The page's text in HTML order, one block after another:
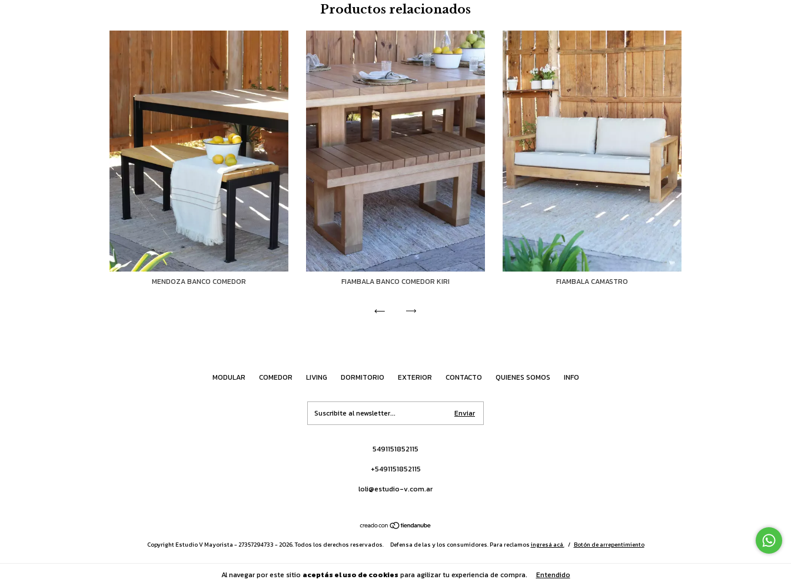
Al navegar por este sitio aceptás el uso de cookies para agilizar tu experiencia de compra. Entendido
Productos relacionados
MENDOZA BANCO COMEDOR FIAMBALA BANCO COMEDOR KIRI FIAMBALA CAMASTRO
MODULAR COMEDOR LIVING DORMITORIO EXTERIOR CONTACTO QUIENES SOMOS INFO
5491151852115
+5491151852115
loli@estudio-v.com.ar
Copyright Estudio V Mayorista - 27357294733 - 2026. Todos los derechos reservados. Defensa de las y los consumidores. Para reclamos ingresá acá. / Botón de arrepentimiento